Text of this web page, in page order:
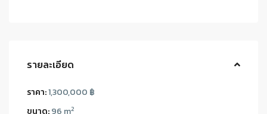
รายละเอียด
ราคา:1,300,000 ฿
ขนาด:96 m2